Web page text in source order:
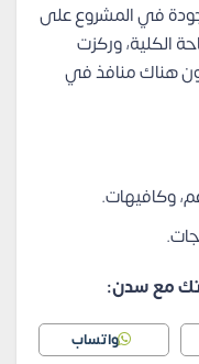
في المشروع على
من مساحة الكلية، وركزت
هناك منافذ في
مع سدن:
واتساب